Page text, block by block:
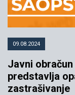
09.08.2024
Javni
predstavlja
zastrašivanje